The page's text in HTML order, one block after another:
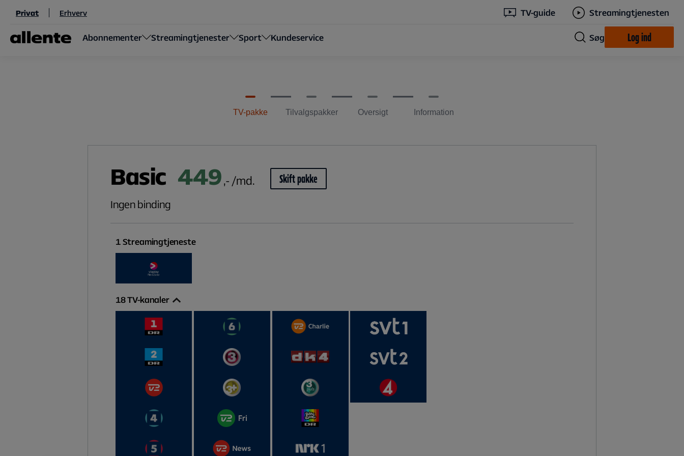
Til hovedindhold
Privat Erhverv TV-guide Streamingtjenesten
Abonnementer Streamingtjenester Sport Kundeservice Søg Log ind
TV-pakke Tilvalgspakker Oversigt Information
Basic 449,- /md. Skift pakke
Ingen binding
1Streamingtjeneste
18TV-kanaler